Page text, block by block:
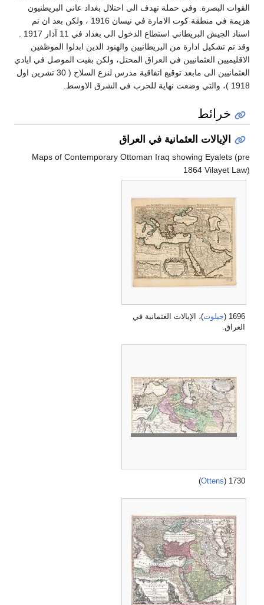
القوات البصرة. وفي حملة تهدف الى احتلال بغداد عانى البريطنيون
هزيمة في منطقة كوت الامارة في نيسان 1916 ، ولكن بعد ان تم
وقد تم تشكيل ادارة من البريطانيين والهنود الذين ابدلوا الموظفين
الاقليميين العثمانيين في العراق المحتل، ولكن بقيت الموصل في ايادي
العثمانيين الى مابعد توقيع اتفاقية مدرس لنزع السلاح ( 30 تشرين اول
1918 )، والتي وضعت نهاية للحرب في الشرق الاوسط.
خرائط
الإيالات العثمانية في العراق
Maps of Contemporary Ottoman Iraq showing Eyalets (pre
1864 Vilayet Law)
1696 ( جيلوت)، الإيالات العثمانية في
العراق.
1730 (
Ottens
)